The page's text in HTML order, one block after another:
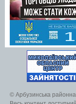
© Арбузинська